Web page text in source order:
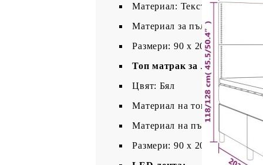
Материал: Текстил (100%
Материал за пълнеж: Покет
Размери: 90 x 200 x 20 см
Топ матрак за легло:
Цвят: Бял
Материал на топ матрака:
Материал на пълнежа: Пяна
Размери: 90 x 200 x 5 см (Ш